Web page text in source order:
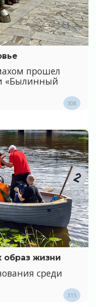
прошел
«Былинный
308
образ жизни
среди
315